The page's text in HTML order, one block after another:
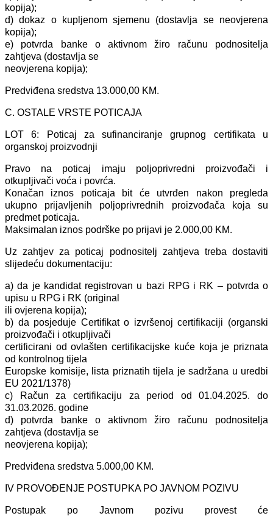
kopija);
d) dokaz o kupljenom sjemenu (dostavlja se neovjerena
kopija);
e) potvrda banke o aktivnom žiro računu podnositelja
zahtjeva (dostavlja se
neovjerena kopija);
Predviđena sredstva 13.000,00 KM.
C. OSTALE VRSTE POTICAJA
LOT 6: Poticaj za sufinanciranje grupnog certifikata u
organskoj proizvodnji
Pravo na poticaj imaju poljoprivredni proizvođači i
otkupljivači voća i povrća.
Konačan iznos poticaja bit će utvrđen nakon pregleda
ukupno prijavljenih poljoprivrednih proizvođača koja su
predmet poticaja.
Maksimalan iznos podrške po prijavi je 2.000,00 KM.
Uz zahtjev za poticaj podnositelj zahtjeva treba dostaviti
slijedeću dokumentaciju:
a) da je kandidat registrovan u bazi RPG i RK – potvrda o
upisu u RPG i RK (original
ili ovjerena kopija);
b) da posjeduje Certifikat o izvršenoj certifikaciji (organski
proizvođači i otkupljivači
certificirani od ovlašten certifikacijske kuće koja je priznata
od kontrolnog tijela
Europske komisije, lista priznatih tijela je sadržana u uredbi
EU 2021/1378)
c) Račun za certifikaciju za period od 01.04.2025. do
31.03.2026. godine
d) potvrda banke o aktivnom žiro računu podnositelja
zahtjeva (dostavlja se
neovjerena kopija);
Predviđena sredstva 5.000,00 KM.
IV PROVOĐENJE POSTUPKA PO JAVNOM POZIVU
Postupak po Javnom pozivu provest će